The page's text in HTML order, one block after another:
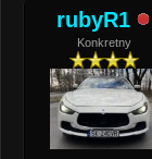
rubyR1
Konkretny